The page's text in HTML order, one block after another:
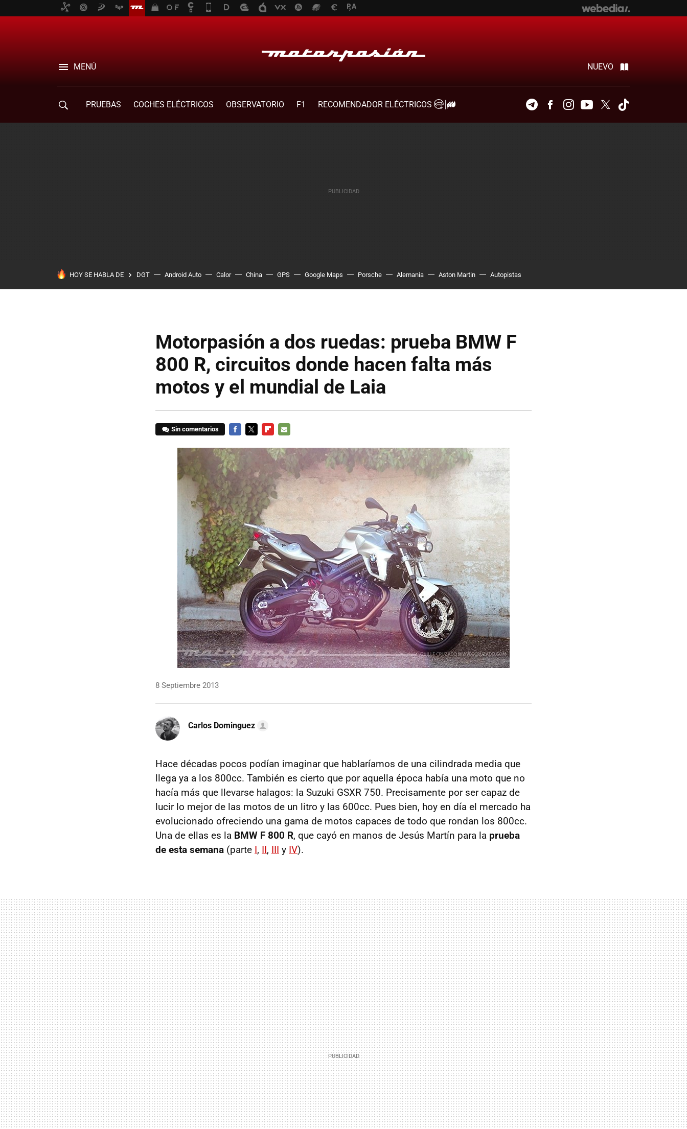
MENÚ NUEVO
PRUEBAS COCHES ELÉCTRICOS OBSERVATORIO F1
RECOMENDADOR ELÉCTRICOS
TelegramFacebookInstagramYoutubeTwitter
HOY SE HABLA DE DGT Android Auto Calor China GPS Google Maps Porsche Alemania Aston Martin Autopistas
Motorpasión a dos ruedas: prueba BMW F
800 R, circuitos donde hacen falta más
motos y el mundial de Laia
Sin comentarios
MAIL
8 Septiembre 2013
Carlos Dominguez
Hace décadas pocos podían imaginar que hablaríamos de una cilindrada media que
llega ya a los 800cc. También es cierto que por aquella época había una moto que no
hacía más que llevarse halagos: la Suzuki GSXR 750. Precisamente por ser capaz de
lucir lo mejor de las motos de un litro y las 600cc. Pues bien, hoy en día el mercado ha
evolucionado ofreciendo una gama de motos capaces de todo que rondan los 800cc.
Una de ellas es la BMW F 800 R, que cayó en manos de Jesús Martín para la prueba
de esta semana (parte I, II, III y IV).